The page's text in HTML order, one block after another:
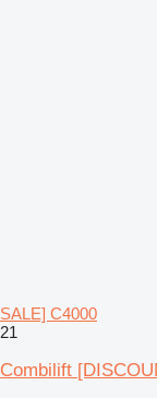
SALE] C4000
21
Combilift